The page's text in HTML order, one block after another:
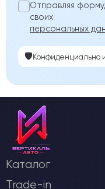
Отправляя
своих
персональных
🛡️Конфиденциально
Каталог
Trade-in